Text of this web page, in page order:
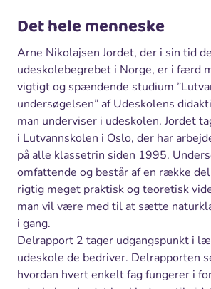
Det hele menneske
Arne Nikolajsen Jordet, der i sin tid
udeskolebegrebet i Norge, er i færd
vigtigt og spændende studium
undersøgelsen” af Udeskolens
man underviser i udeskolen. Jordet
i Lutvannskolen i Oslo, der har
på alle klassetrin siden 1995.
omfattende og består af en række
rigtig meget praktisk og teoretisk
man vil være med til at sætte
i gang.
Delrapport 2 tager udgangspunkt i
udeskole de bedriver. Delrapporten
hvordan hvert enkelt fag fungerer i